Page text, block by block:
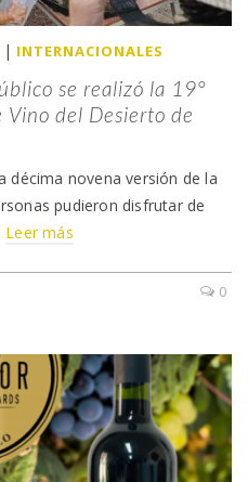
| INTERNACIONALES
se realizó la 19°
Vino del Desierto de
décima novena versión de la
pudieron disfrutar de
Leer más
0